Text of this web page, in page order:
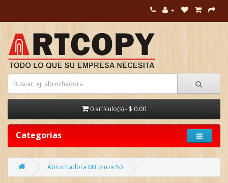
0 artículo(s) - $ 0.00
Categorias
Abrochadora Mit pinza 50